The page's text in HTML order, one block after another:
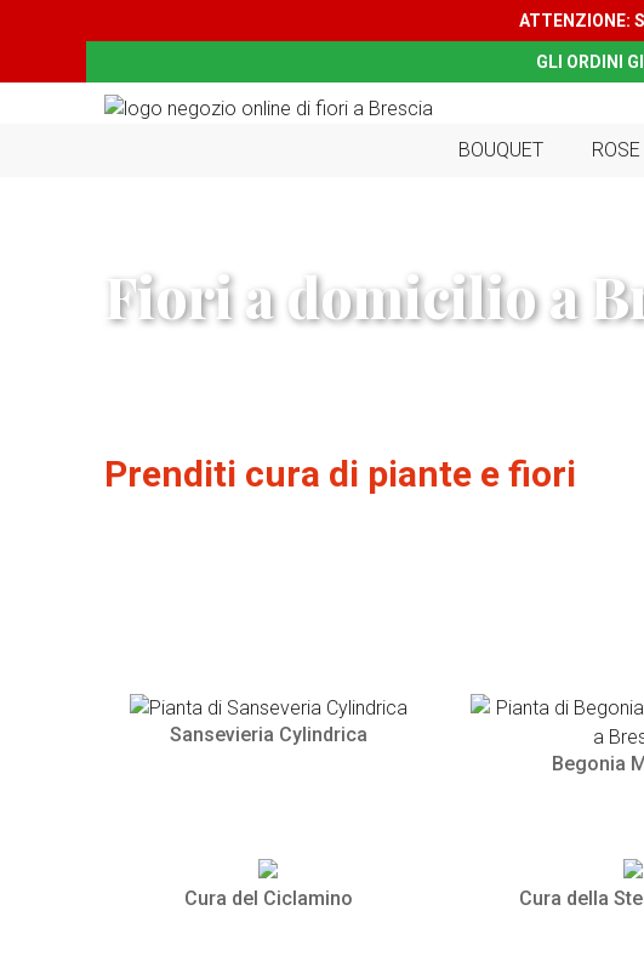
ATTENZIONE:
GLI ORDINI
BOUQUET ROSE
Fiori a domicilio a
Prenditi cura di piante e fiori
Sansevieria Cylindrica
Begonia
Cura del Ciclamino Cura della